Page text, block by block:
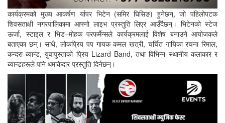
कार्यक्रमको मुख्य आकर्षण र्यापर भिटेन (समिर घिसिङ) हुनेछन्, जो पहिलोपटक
शिवसताक्षी नगरपालिकामा आफ्नो लाइभ प्रस्तुति लिएर आउँदैछन्। भिटेनको स्टेज
ऊर्जा, स्टाइल र भिड–मोहक परफर्मेन्सले कार्यक्रमलाई विशेष बनाउने आयोजकले
बताएका छन्। साथै, लोकप्रिय पप गायक कमल खत्री, चर्चित गायिका रचना रिमाल,
कन्दरा ब्यान्ड, युवापुस्ताको प्रिय Lizard Band, तथा विभिन्न स्थानीय कलाकार र
ब्यान्डहरूले पनि धमाकेदार प्रस्तुति दिनेछन्।